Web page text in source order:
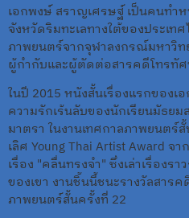
เอกพงษ์ สราญเศรษฐ์ เป็นคนทำห
จังหวัดริมทะเลทางใต้ของประเท
ภาพยนตร์จากจุฬาลงกรณ์มหาวิท
ผู้กำกับและผู้ตัดต่อสารคดีโทรทั
ในปี 2015 หนังสั้นเรื่องแรกของเ
ความรักเร้นลับของนักเรียนมัธย
มาตรา ในงานเทศกาลภาพยนตร์
เลิศ Young Thai Artist Award จ
เรื่อง "คลื่นทรงจำ" ซึ่งเล่าเรื่องร
ของเขา งานชิ้นนี้ชนะรางวัลสาร
ภาพยนตร์สั้นครั้งที่ 22